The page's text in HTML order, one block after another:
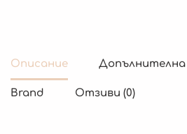
Описание
Brand Отзиви (0)